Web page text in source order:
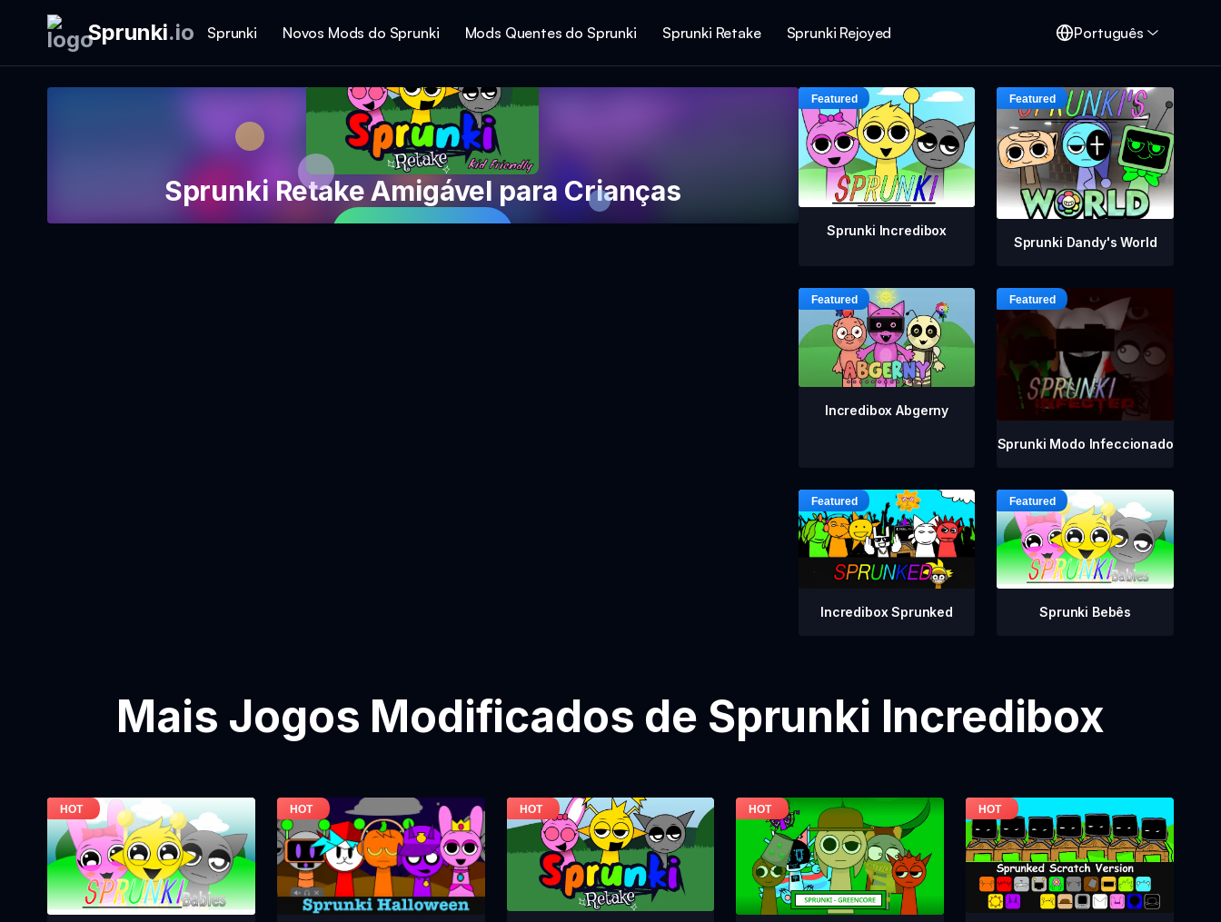
Sprunki.io Sprunki Novos Mods do Sprunki Mods Quentes do Sprunki Sprunki Retake Sprunki Rejoyed Português
Sprunki Retake Amigável para Crianças
Sprunki Incredibox
Sprunki Dandy's World
Incredibox Abgerny
Sprunki Modo Infeccionado
Incredibox Sprunked Sprunki Bebês
Mais Jogos Modificados de Sprunki Incredibox